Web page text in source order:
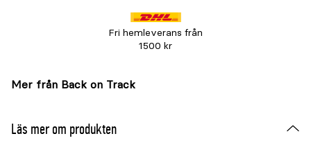
Fri hemleverans från
1500 kr
Mer från Back on Track
Läs mer om produkten